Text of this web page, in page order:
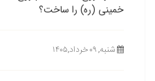
خمینی (ره) را ساخت؟
شنبه, ۰۹ خرداد,۱۴۰۵